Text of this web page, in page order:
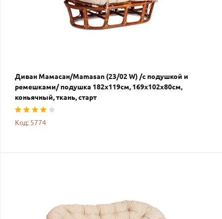
Диван Мамасан/Mamasan (23/02 W) /с подушкой и
ремешками/ подушка 182х119см, 169х102х80см,
коньячный, ткань, старт
Код: 5774